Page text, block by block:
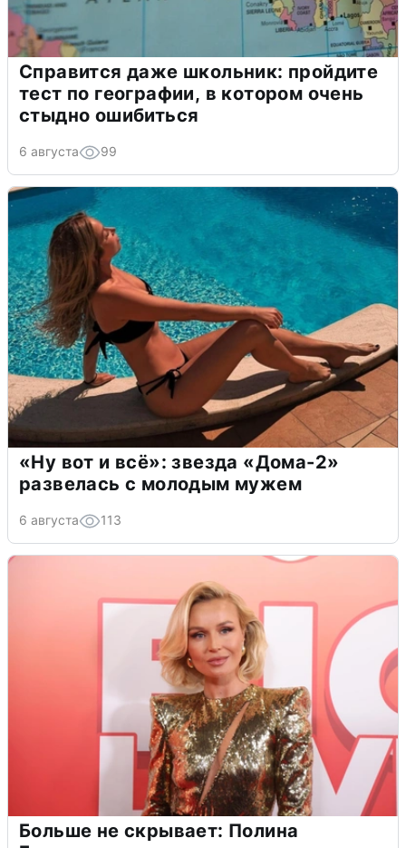
Справится даже школьник: пройдите
тест по географии, в котором очень
стыдно ошибиться
6 августа 99
«Ну вот и всё»: звезда «Дома-2»
развелась с молодым мужем
6 августа 113
Больше не скрывает: Полина